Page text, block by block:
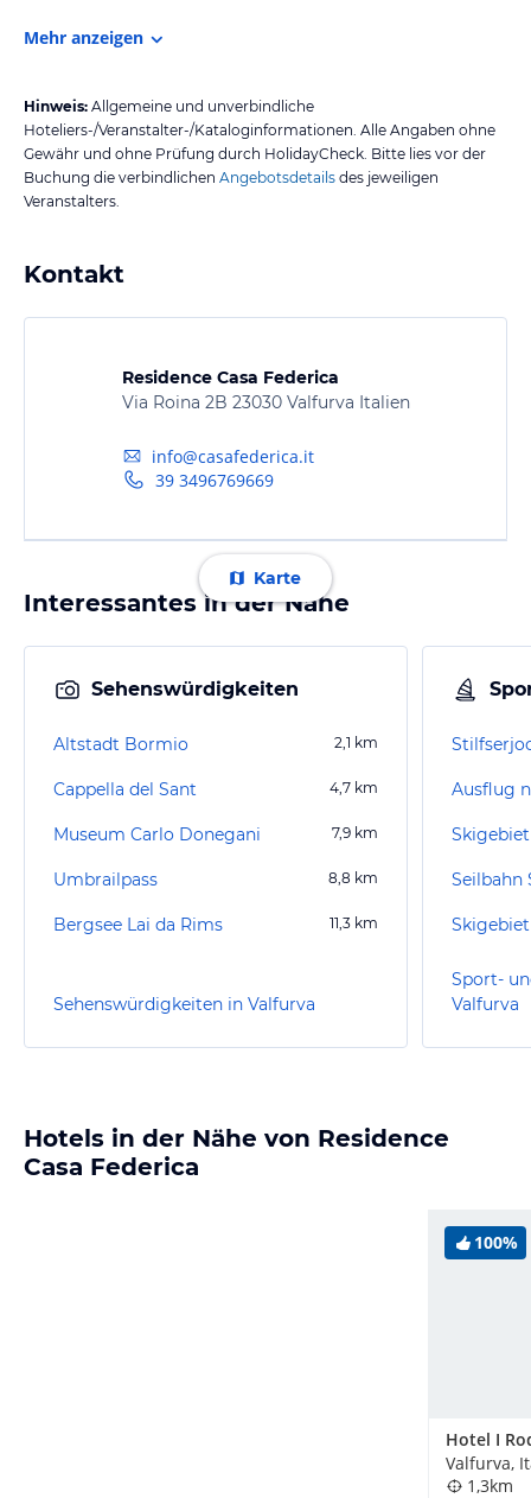
Mehr anzeigen
Hinweis: Allgemeine und unverbindliche
Hoteliers-/Veranstalter-/Kataloginformationen. Alle Angaben ohne
Gewähr und ohne Prüfung durch HolidayCheck. Bitte lies vor der
Buchung die verbindlichen Angebotsdetails des jeweiligen
Veranstalters.
Kontakt
Residence Casa Federica
Via Roina 2B 23030 Valfurva Italien
info@casafederica.it
39 3496769669
Karte
Interessantes in der Nähe
Sehenswürdigkeiten
Altstadt Bormio 2,1 km
Cappella del Sant 4,7 km
Museum Carlo Donegani 7,9 km
Umbrailpass 8,8 km
Bergsee Lai da Rims 11,3 km
Sehenswürdigkeiten in Valfurva
Seilbahn
Sport-
Valfurva
Hotels in der Nähe von Residence
Casa Federica
100%
Hotel I
Valfurva,
1,3km